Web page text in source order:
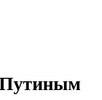
Путиным